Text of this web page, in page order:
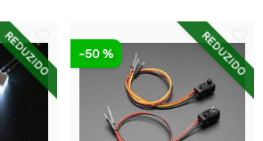
REDUZIDO REDUZIDO
-50 %